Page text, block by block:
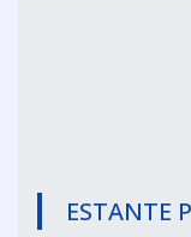
ESTANTE